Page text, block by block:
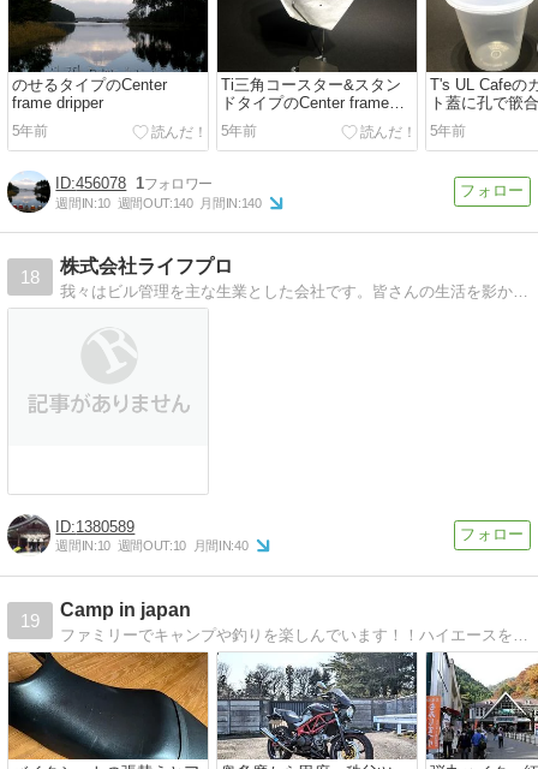
のせるタイプのCenter
frame dripper
5年前
Ti三角コースター&スタン
ドタイプのCenter frame
dripper
5年前
T's UL Cafeの
ト蓋に孔で篏
ドリッパー
5年前
456078 1
週間IN:10 週間OUT:140 月間IN:140
18
株式会社ライフプロ
我々はビル管理を主な生業とした会社です。皆さんの生活を影から支えているプロ集団です。
1380589
週間IN:10 週間OUT:10 月間IN:40
19
Camp in japan
ファミリーでキャンプや釣りを楽しんでいます！！ハイエースを改造して車中泊も楽しんでいます！よろしくお願いします！！